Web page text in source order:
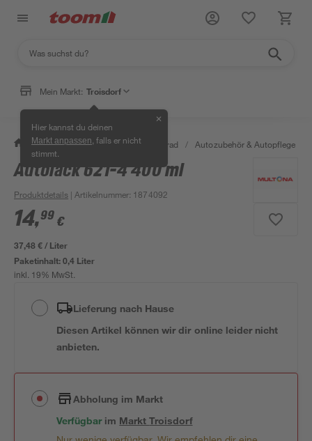
Mein Markt: Troisdorf
Hier kannst du deinen
Markt anpassen , falls er nicht
stimmt.
✕
/ Garten & Freizeit / Auto & Fahrrad / Autozubehör & Autopflege
Autolack 621-4 400 ml
Produktdetails | Artikelnummer: 1874092
14,99 €
37,48 € / Liter
Paketinhalt:0,4 Liter
inkl. 19% MwSt.
Lieferung nach Hause
Diesen Artikel können wir dir online leider nicht
anbieten.
Abholung im Markt
Verfügbar im MarktTroisdorf